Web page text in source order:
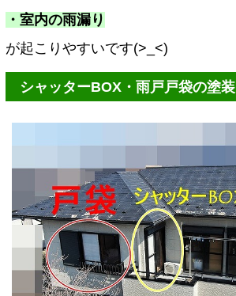
・室内の雨漏り
が起こりやすいです(>_<)
シャッターBOX・雨戸戸袋の塗装